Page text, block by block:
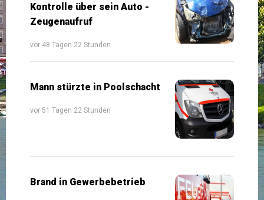
Kontrolle über sein Auto -
Zeugenaufruf
vor 48 Tagen 22 Stunden
Mann stürzte in Poolschacht
vor 51 Tagen 22 Stunden
Brand in Gewerbebetrieb